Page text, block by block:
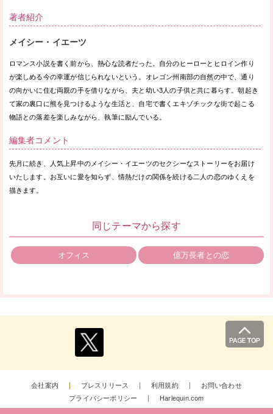
著者紹介
メイシー・イエーツ
ロマンス小説を書く前から、熱心な読者だった。自分のヒーローとヒロイン作り
が楽しめる今の幸運が信じられないという。オレゴン州南部の自然の中で、通り
の向かいに住む両親の手を借りながら、夫と幼い3人の子供と共に暮らす。朝起き
て家の裏口に熊を見つけるような生活と、自宅で書くエキゾチックな街で起こる
物語との落差を楽しみながら、執筆に励んでいる。
編集者コメント
先月に続き、人気上昇中のメイシー・イエーツのセクシーなストーリーをお届け
いたします。お互いに愛を知らず、情熱だけの関係を続ける二人の恋のゆくえを
描きます。
同じテーマから探す
オフィス 億万長者との恋
会社案内 プレスリリース 利用規約
お問い合わせ
プライバシーポリシー
Harlequin.com